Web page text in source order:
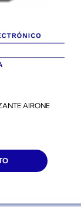
AIRONE